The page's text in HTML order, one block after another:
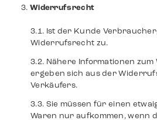
Widerrufsrecht
Ist der Kunde
Widerrufsrecht zu.
Nähere Informationen
ergeben sich aus der
Verkäufers.
Sie müssen für einen
Waren nur aufkommen, wenn